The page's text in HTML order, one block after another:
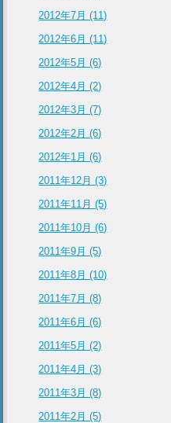
2012年7月 (11)
2012年6月 (11)
2012年5月 (6)
2012年4月 (2)
2012年3月 (7)
2012年2月 (6)
2012年1月 (6)
2011年12月 (3)
2011年11月 (5)
2011年10月 (6)
2011年9月 (5)
2011年8月 (10)
2011年7月 (8)
2011年6月 (6)
2011年5月 (2)
2011年4月 (3)
2011年3月 (8)
2011年2月 (5)